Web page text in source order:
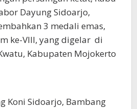
Dayung Sidoarjo,
3 medali emas,
ke-VIII, yang digelar di
Kabupaten Mojokerto
Koni Sidoarjo, Bambang